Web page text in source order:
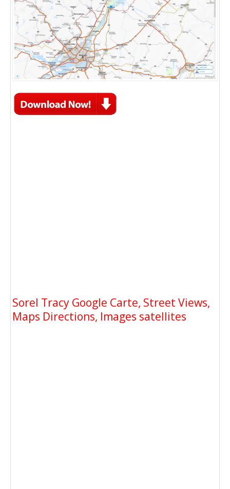
Sorel Tracy Google Carte, Street Views,
Maps Directions, Images satellites